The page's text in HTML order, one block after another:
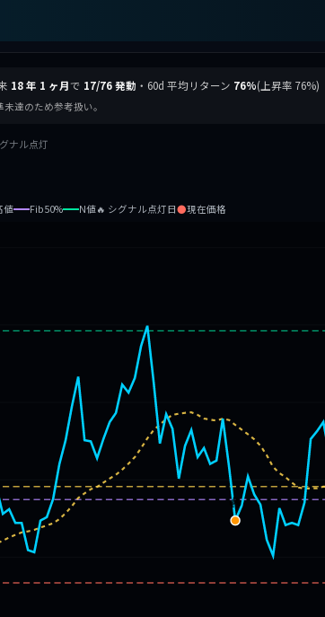
18 年 1 ヶ月で 17/76 発動 ・60d 平均リターン 76%(上昇率 76%)
達のため参考扱い。
ナル点灯
値 Fib50% N値🔥 シグナル点灯日●現在価格
🔥